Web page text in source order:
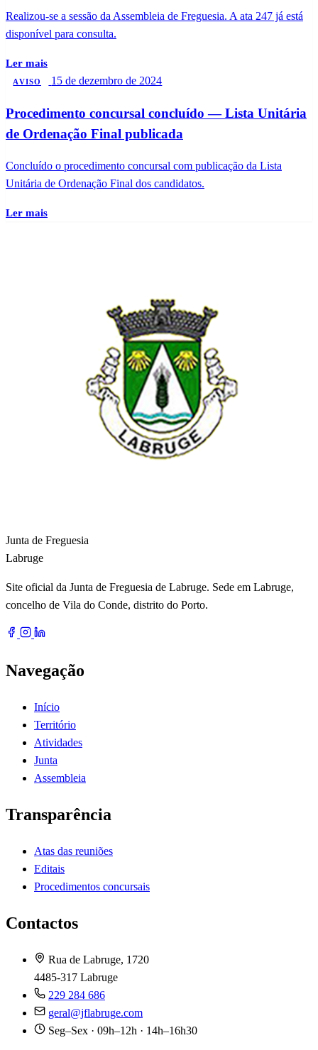
Realizou-se a sessão da Assembleia de Freguesia. A ata 247 já está
disponível para consulta.
Ler mais
AVISO 15 de dezembro de 2024
Procedimento concursal concluído — Lista Unitária
de Ordenação Final publicada
Concluído o procedimento concursal com publicação da Lista
Unitária de Ordenação Final dos candidatos.
Ler mais
Junta de Freguesia
Labruge
Site oficial da Junta de Freguesia de Labruge. Sede em Labruge,
concelho de Vila do Conde, distrito do Porto.
Navegação
Início
Território
Atividades
Junta
Assembleia
Transparência
Atas das reuniões
Editais
Procedimentos concursais
Contactos
Rua de Labruge, 1720
4485-317 Labruge
229 284 686
geral@jflabruge.com
Seg–Sex · 09h–12h · 14h–16h30